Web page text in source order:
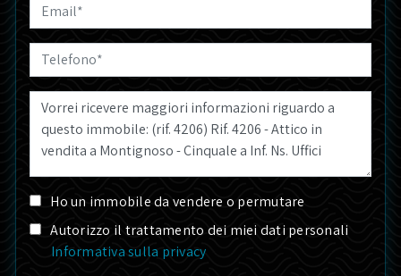
Ho un immobile da vendere o permutare
Autorizzo il trattamento dei miei dati personali
Informativa sulla privacy